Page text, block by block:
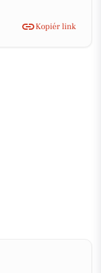
Kopiér link